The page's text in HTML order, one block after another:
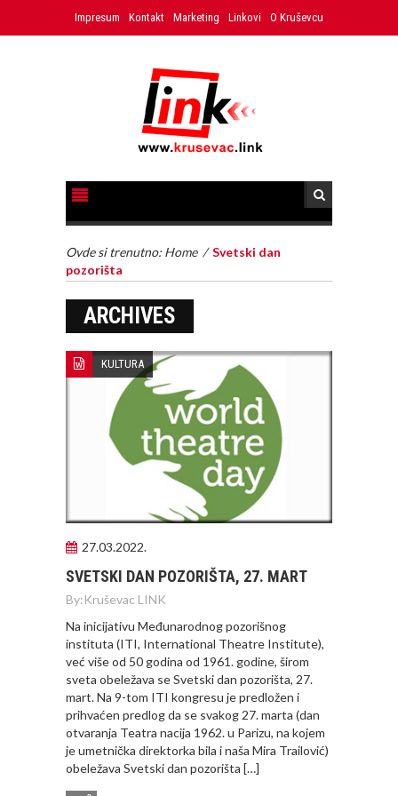
Impresum Kontakt Marketing Linkovi O Kruševcu
Ovde si trenutno: Home /Svetski dan
pozorišta
ARCHIVES
KULTURA
27.03.2022.
SVETSKI DAN POZORIŠTA, 27. MART
By:Kruševac LINK
Na inicijativu Međunarodnog pozorišnog
instituta (ITI, International Theatre Institute),
već više od 50 godina od 1961. godine, širom
sveta obeležava se Svetski dan pozorišta, 27.
mart. Na 9-tom ITI kongresu je predložen i
prihvaćen predlog da se svakog 27. marta (dan
otvaranja Teatra nacija 1962. u Parizu, na kojem
je umetnička direktorka bila i naša Mira Trailović)
obeležava Svetski dan pozorišta […]